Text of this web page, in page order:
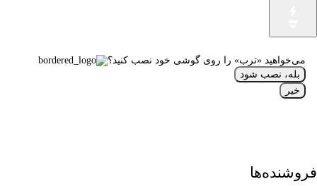
می‌خواهید «ترب» را روی گوشی خود نصب کنید؟
بله، نصب شود
خیر
فروشنده‌ها